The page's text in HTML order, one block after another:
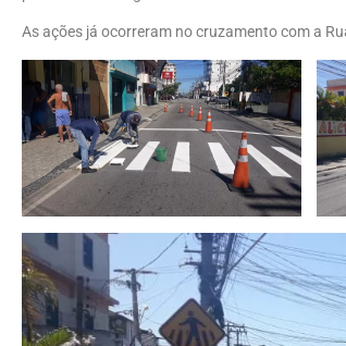
As ações já ocorreram no cruzamento com a